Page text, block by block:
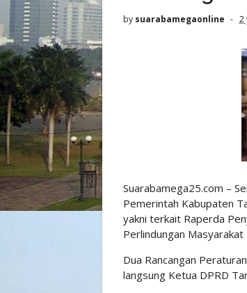
by suarabamegaonline 2
Suarabamega25.com –
Pemerintah Kabupaten
yakni terkait Raperda
Perlindungan Masyarakat
Dua Rancangan
langsung Ketua DPRD